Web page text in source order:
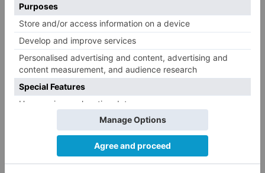
entre las principales incidencias
del Sonorama
2
La Guardia Civil de Burgos frena
el intento de comercializar
congelada y debía ser
incinerada
3
Castilla y León, en alerta por
riesgo extremo de incendios
durante los próximos tres días